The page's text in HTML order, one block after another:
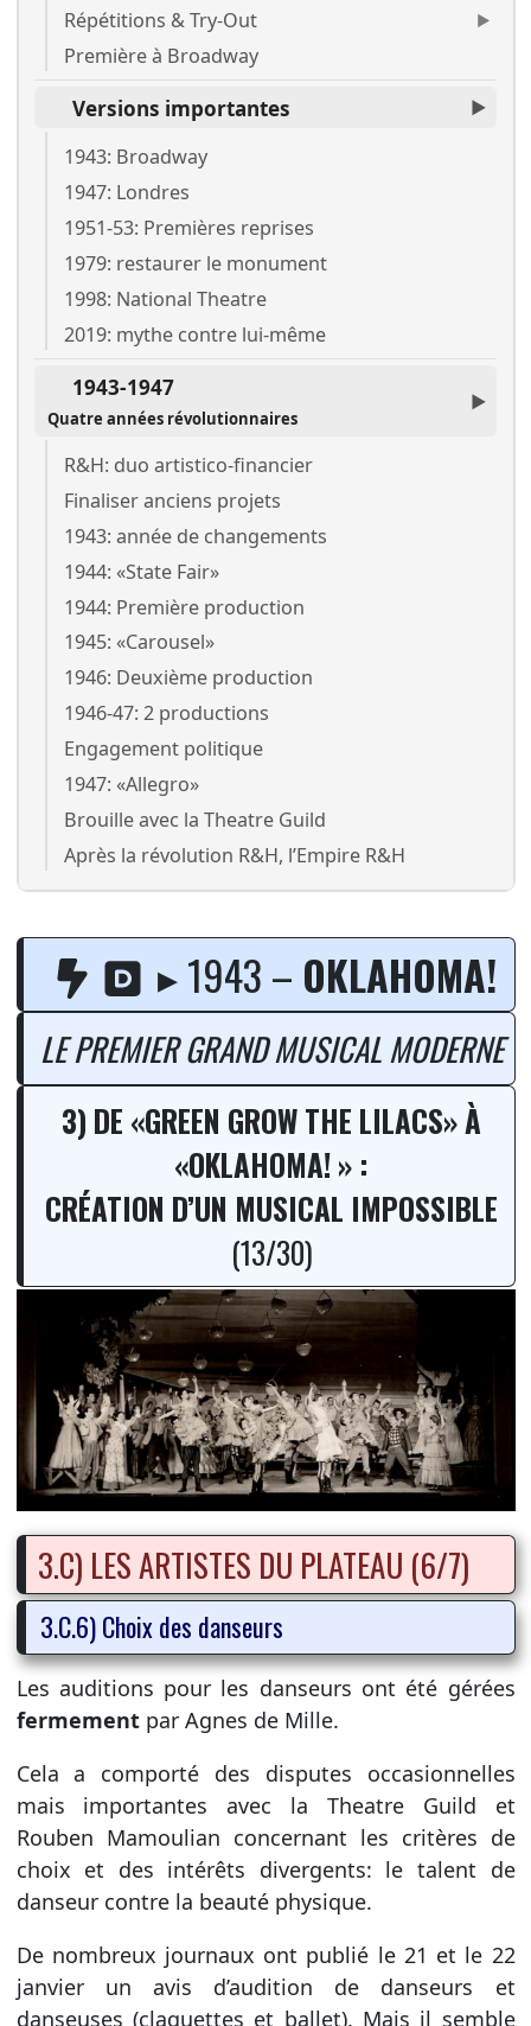
Répétitions & Try-Out
Première à Broadway
Versions importantes
1943: Broadway
1947: Londres
1951-53: Premières reprises
1979: restaurer le monument
1998: National Theatre
2019: mythe contre lui-même
1943-1947
Quatre années révolutionnaires
R&H: duo artistico-financier
Finaliser anciens projets
1943: année de changements
1944: «State Fair»
1944: Première production
1945: «Carousel»
1946: Deuxième production
1946-47: 2 productions
Engagement politique
1947: «Allegro»
Brouille avec la Theatre Guild
Après la révolution R&H, l’Empire R&H
Oklahoma! – Choix des
▸ 1943 – OKLAHOMA!
LE PREMIER GRAND MUSICAL MODERNE
3) DE «GREEN GROW THE LILACS»À
«OKLAHOMA!» :
CRÉATION D’UN MUSICAL IMPOSSIBLE
(13/30)
3.C) LES ARTISTES DU PLATEAU (6/7)
3.C.6) Choix des danseurs
Les auditions pour les danseurs ont été gérées
fermement par Agnes de Mille.
Cela a comporté des disputes occasionnelles
mais impor­tantes avec la Theatre Guild et
Rouben Mamoulian concer­nant les critères de
choix et des intérêts divergents: le talent de
danseur contre la beauté physique.
De nombreux journaux ont publié le 21 et le 22
janvier un avis d’audition de danseurs et
danseuses (claquettes et ballet). Mais il semble